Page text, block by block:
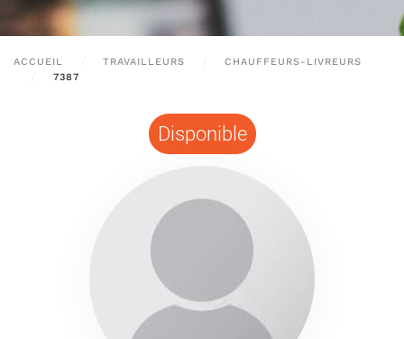
ACCUEIL TRAVAILLEURS
CHAUFFEURS-LIVREURS
7387
Disponible